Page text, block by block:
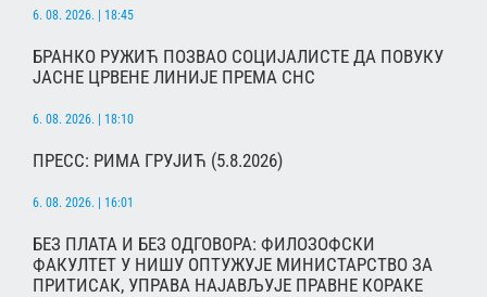
6. 08. 2026. | 18:45
БРАНКО РУЖИЋ ПОЗВАО СОЦИЈАЛИСТЕ ДА ПОВУКУ
ЈАСНЕ ЦРВЕНЕ ЛИНИЈЕ ПРЕМА СНС
6. 08. 2026. | 18:10
ПРЕСС: РИМА ГРУЈИЋ (5.8.2026)
6. 08. 2026. | 16:01
БЕЗ ПЛАТА И БЕЗ ОДГОВОРА: ФИЛОЗОФСКИ
ФАКУЛТЕТ У НИШУ ОПТУЖУЈЕ МИНИСТАРСТВО ЗА
ПРИТИСАК, УПРАВА НАЈАВЉУЈЕ ПРАВНЕ КОРАКЕ